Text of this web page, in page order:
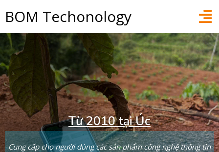
BOM Techonology
Từ 2010 tại Úc
Cung cấp cho người dùng các sản phẩm công nghệ thông tin